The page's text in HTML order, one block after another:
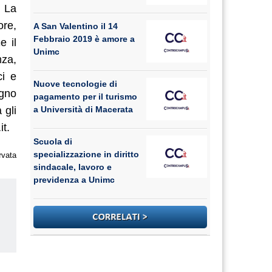
La
il
e
gli
A San Valentino il 14
Febbraio 2019 è amore a
Unimc
Nuove tecnologie di
pagamento per il turismo
a Università di Macerata
Scuola di
specializzazione in diritto
sindacale, lavoro e
previdenza a Unimc